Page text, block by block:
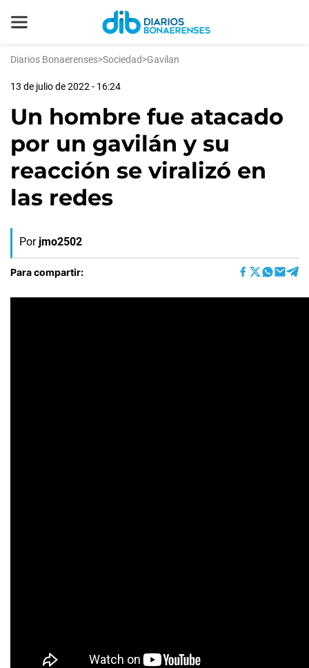
Diarios Bonaerenses>Sociedad>Gavilan
13 de julio de 2022 - 16:24
Un hombre fue atacado
por un gavilán y su
reacción se viralizó en
las redes
Por jmo2502
Para compartir: